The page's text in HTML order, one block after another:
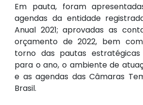
Em pauta, foram
agendas da entidade
Anual 2021; aprovadas as
orçamento de 2022, bem
torno das pautas estratégicas
para o ano, o ambiente de
e as agendas das Câmaras
Brasil.